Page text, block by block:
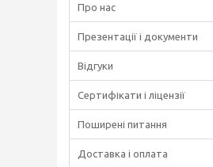
Про нас
Презентації і документи
Відгуки
Сертифікати і ліцензії
Поширені питання
Доставка і оплата